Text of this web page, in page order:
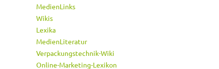
MedienLinks
Wikis
Lexika
MedienLiteratur
Verpackungstechnik-Wiki
Online-Marketing-Lexikon